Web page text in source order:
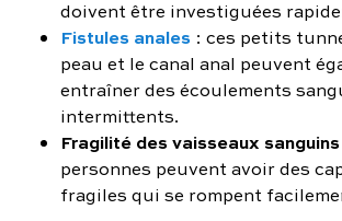
doivent être investiguées
Fistules anales : ces petits
peau et le canal anal peuvent
entraîner des écoulements
intermittents.
Fragilité des vaisseaux sanguins
personnes peuvent avoir des
fragiles qui se rompent